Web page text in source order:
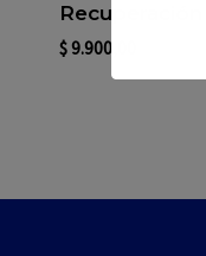
Recuperación
$9.900,00